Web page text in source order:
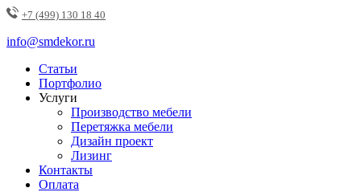
+7 (499) 130 18 40
info@smdekor.ru
Статьи
Портфолио
Услуги
Производство мебели
Перетяжка мебели
Дизайн проект
Лизинг
Контакты
Оплата